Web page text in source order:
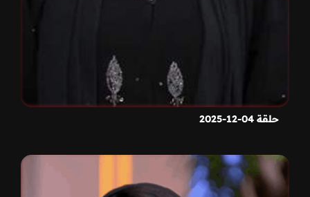
حلقة 04-12-2025